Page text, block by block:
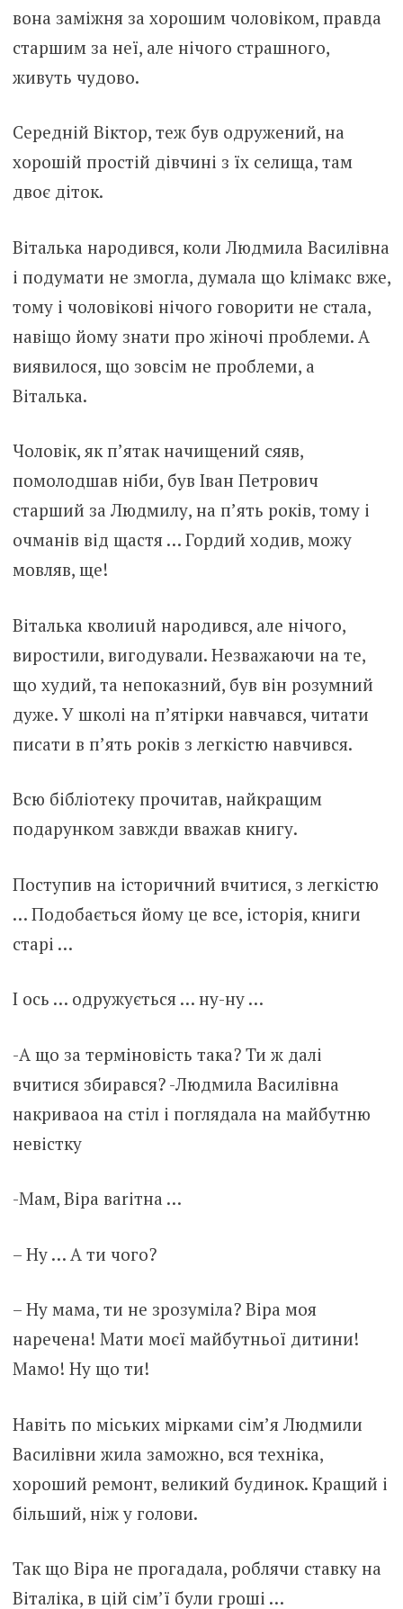
вона заміжня за хорошим чоловіком, правда
старшим за неї, але нічого страшного,
живуть чудово.
Середній Віктор, теж був одружений, на
хорошій простій дівчині з їх селища, там
двоє діток.
Віталька народився, коли Людмила Василівна
і подумати не змогла, думала що kлiмaкc вже,
тому і чоловікові нічого говорити не стала,
навіщо йому знати про жіночi проблеми. А
виявилося, що зовсім не проблеми, а
Віталька.
Чоловік, як п’ятак начищений сяяв,
помолодшав ніби, був Іван Петрович
старший за Людмилу, на п’ять років, тому і
очманів від щастя … Гордий ходив, можу
мовляв, ще!
Віталька квoлиuй народився, але нічого,
виростили, вигодували. Незважаючи на те,
що худий, та непоказний, був він розумний
дуже. У школі на п’ятірки навчався, читати
писати в п’ять років з легкістю навчився.
Всю бібліотеку прочитав, найкращим
подарунком завжди вважав книгу.
Поступив на історичний вчитися, з легкістю
… Подобається йому це все, історія, книги
старі …
І ось … одружується … ну-ну …
-А що за терміновість така? Ти ж далі
вчитися збирався? -Людмила Василівна
накриваоа на стіл і поглядала на майбутню
невістку
-Мам, Віра вariтна …
– Ну … А ти чого?
– Ну мама, ти не зрозуміла? Віра моя
наречена! Мати моєї майбутньої дитини!
Мамо! Ну що ти!
Навіть по міських мірками сім’я Людмили
Василівни жила заможно, вся техніка,
хороший ремонт, великий будинок. Кращий і
більший, ніж у голови.
Так що Віра не прогадала, роблячи ставку на
Віталіка, в цій сім’ї були гроші …